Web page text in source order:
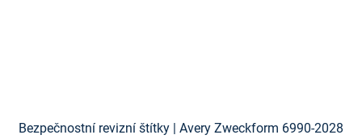
Bezpečnostní revizní štítky | Avery Zweckform 6990-2028